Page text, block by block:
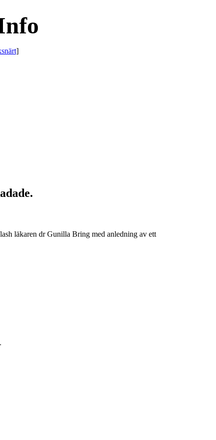
]
läkaren dr Gunilla Bring med anledning av ett